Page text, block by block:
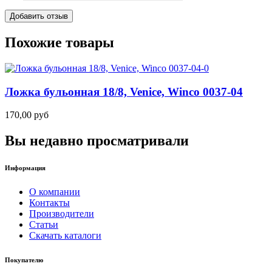
Похожие товары
Ложка бульонная 18/8, Venice, Winco 0037-04
170,00 руб
Вы недавно просматривали
Информация
О компании
Контакты
Производители
Статьи
Скачать каталоги
Покупателю